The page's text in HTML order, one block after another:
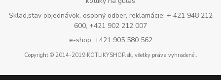
Sklad,stav objednávok, osobný odber, reklamácie: + 421 948 212
600, +421 902 212 007
e-shop: +421 905 580 562
Copyright © 2014-2019 KOTLIKYSHOP.sk, všetky práva vyhradené..